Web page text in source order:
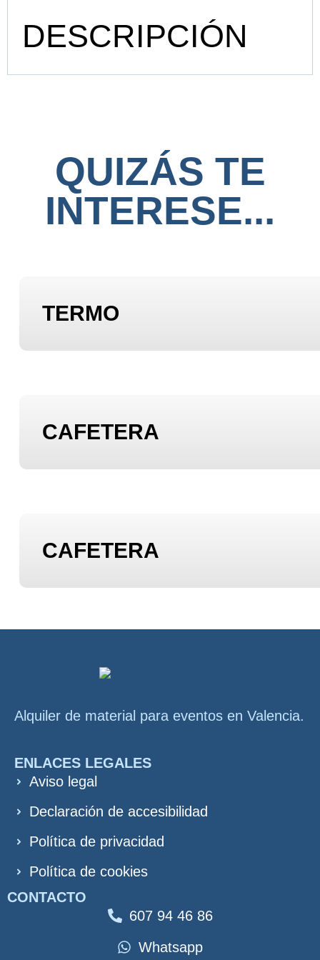
DESCRIPCIÓN
QUIZÁS TE
INTERESE...
TERMO
CAFETERA
CAFETERA
Alquiler de material para eventos en Valencia.
ENLACES LEGALES
Aviso legal
Declaración de accesibilidad
Política de privacidad
Política de cookies
CONTACTO
607 94 46 86
Whatsapp